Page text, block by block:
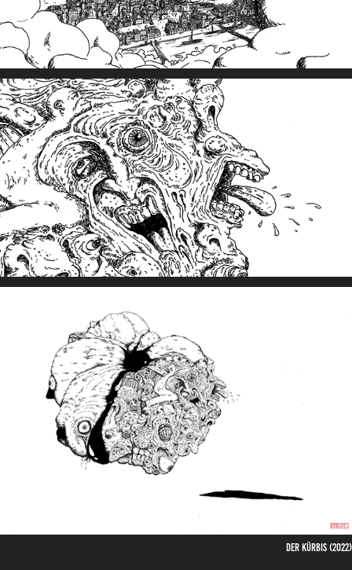
Der Kürbis (2022)